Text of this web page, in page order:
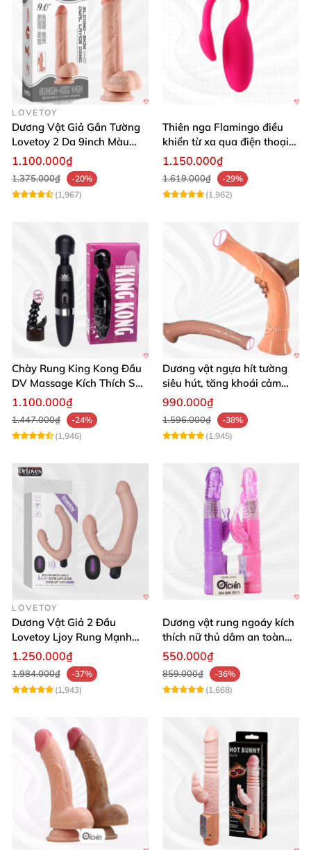
LOVETOY
Dương Vật Giả Gắn Tường
Lovetoy 2 Da 9inch Màu
Flesh Hàng Chính Hãng
1.100.000₫
1.375.000₫
-20%
(1,967)
Thiên nga Flamingo điều
khiển từ xa qua điện thoại
cực dễ dàng
1.150.000₫
1.619.000₫
-29%
(1,962)
Chày Rung King Kong Đầu
DV Massage Kích Thích Sâu
Mạnh Mẽ
1.100.000₫
1.447.000₫
-24%
(1,946)
Dương vật ngựa hít tường
siêu hút, tăng khoái cảm
tận hưởng
990.000₫
1.596.000₫
-38%
(1,945)
LOVETOY
Dương Vật Giả 2 Đầu
Lovetoy Ljoy Rung Mạnh
ĐKTX Hút Sâu
1.250.000₫
1.984.000₫
-37%
(1,943)
Dương vật rung ngoáy kích
thích nữ thủ dâm an toàn
cao cấp
550.000₫
859.000₫
-36%
(1,668)